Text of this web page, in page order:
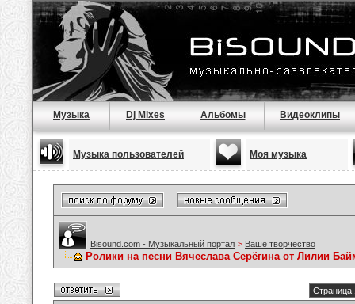
Музыка Dj Mixes Альбомы Видеоклипы
Музыка пользователей Моя музыка
Bisound.com - Музыкальный портал > Ваше творчество
Ролики на песни Вячеслава Серёгина от Лилии
Страница